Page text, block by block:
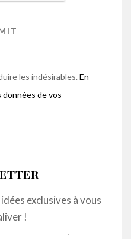
les indésirables.En
données de vos
exclusives à vous
!